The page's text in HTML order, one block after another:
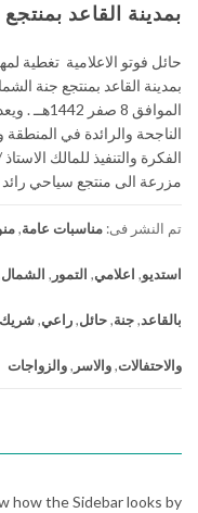
بمدينة القاعد
حائل فوتو الاعلامية تغطية
بمدينة القاعد بمنتجع جنة
الموافق 8
الناجحة والرائدة في
الفكرة والتنفيذ للمالك
مزرعة الى منتجع سياحي
تم النشر فى: مناسبات عامة,
استديو, اعلامي, التمور , الشمال
بالقاعد,جنة,حائل,راعي,شريك
والاحتفالات,والاسر ,والزواجات
how the Sidebar looks by